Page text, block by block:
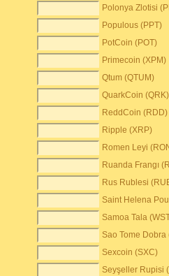
Polonya Zlotisi
Populous (PPT)
PotCoin (POT)
Primecoin (XPM)
Qtum (QTUM)
QuarkCoin (QRK)
ReddCoin (RDD)
Ripple (XRP)
Romen Leyi
Ruanda Frangı
Rus Rublesi
Saint Helena
Samoa Tala
Sao Tome Dobra
Sexcoin (SXC)
Seyşeller Rupisi